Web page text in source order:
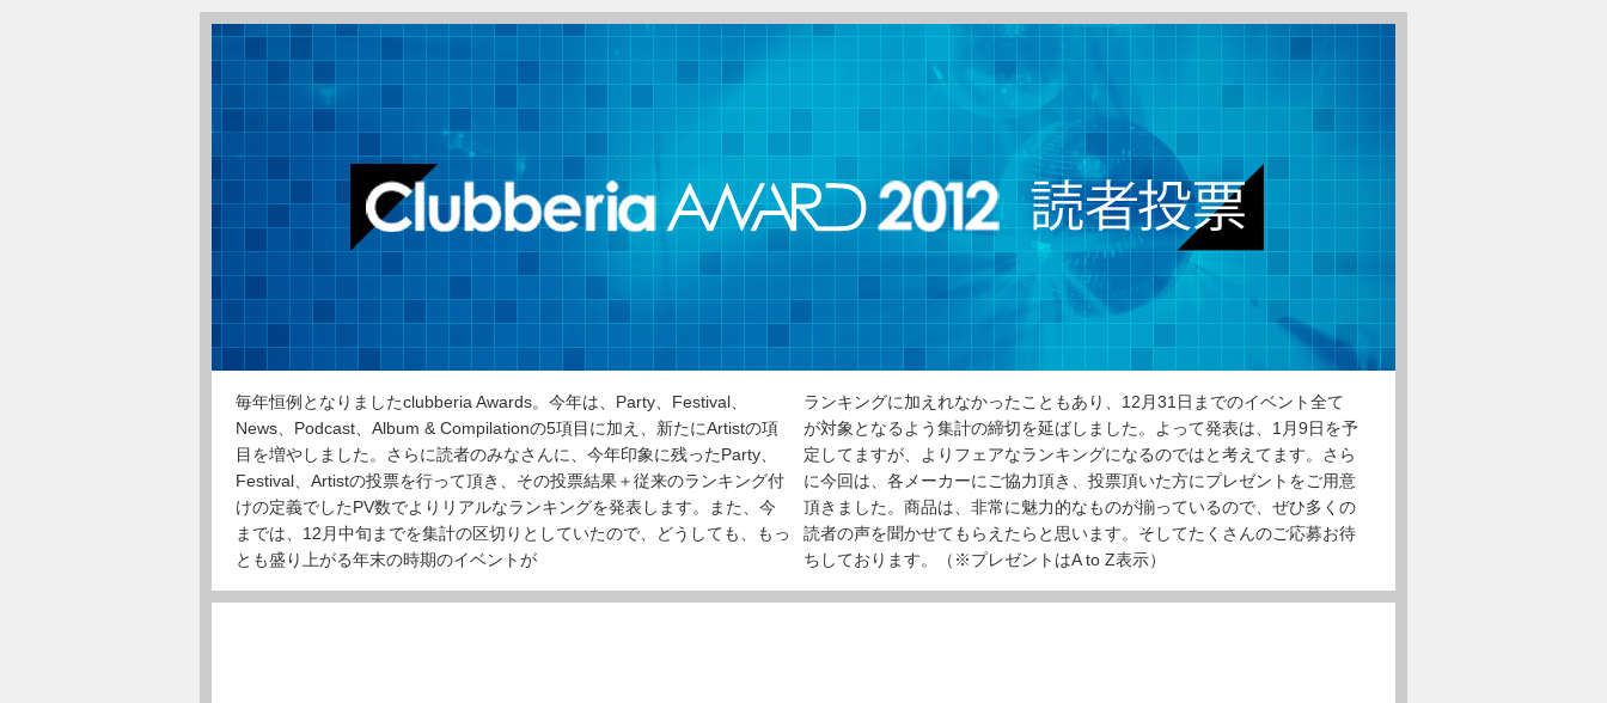
毎年恒例となりましたclubberia Awards。今年は、Party、Festival、
News、Podcast、Album & Compilationの5項目に加え、新たにArtistの項
目を増やしました。さらに読者のみなさんに、今年印象に残ったParty、
Festival、Artistの投票を行って頂き、その投票結果＋従来のランキング付
けの定義でしたPV数でよりリアルなランキングを発表します。また、今
までは、12月中旬までを集計の区切りとしていたので、どうしても、もっ
とも盛り上がる年末の時期のイベントが
ランキングに加えれなかったこともあり、12月31日までのイベント全て
が対象となるよう集計の締切を延ばしました。よって発表は、1月9日を予
定してますが、よりフェアなランキングになるのではと考えてます。さら
に今回は、各メーカーにご協力頂き、投票頂いた方にプレゼントをご用意
頂きました。商品は、非常に魅力的なものが揃っているので、ぜひ多くの
読者の声を聞かせてもらえたらと思います。そしてたくさんのご応募お待
ちしております。（※プレゼントはA to Z表示）